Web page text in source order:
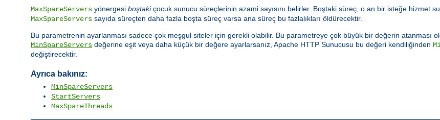
MaxSpareServers yönergesi boştakiçocuk sunucu süreçlerinin azami sayısını belirler. Boştaki süreç, o an bir isteğe hizmet
MaxSpareServers sayıda süreçten daha fazla boşta süreç varsa ana süreç bu fazlalıkları öldürecektir.
Bu parametrenin ayarlanması sadece çok meşgul siteler için gerekli olabilir. Bu parametreye çok büyük bir değerin atanması
MinSpareServers değerine eşit veya daha küçük bir değere ayarlarsanız, Apache HTTP Sunucusu bu değeri kendiliğinden
değiştirecektir.
Ayrıca bakınız:
MinSpareServers
StartServers
MaxSpareThreads